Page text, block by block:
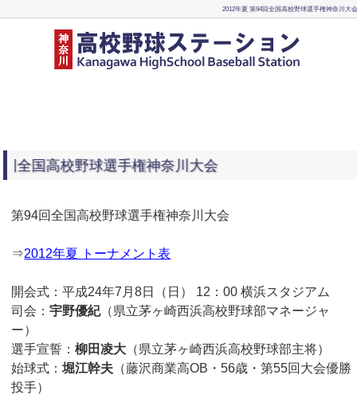
2012年夏 第94回全国高校野球選手権神奈川大
野球選手権神奈川大会
第94回全国高校野球選手権神奈川大会
⇒2012年夏 トーナメント表
開会式：平成24年7月8日（日） 12：00 横浜スタジアム
司会：宇野優紀（県立茅ヶ崎西浜高校野球部マネージャ
ー）
選手宣誓：柳田凌大 （県立茅ヶ崎西浜高校野球部主将）
始球式：堀江幹夫 （藤沢商業高OB・56歳・第55回大会優勝
投手）